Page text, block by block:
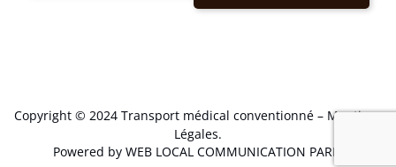
Copyright © 2024 Transport médical conventionné – Mentions
Légales.
Powered by WEB LOCAL COMMUNICATION PARIS